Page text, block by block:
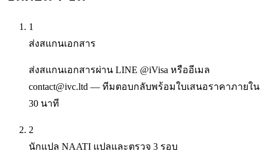
1
ส่งสแกนเอกสาร
ส่งสแกนเอกสารผ่าน LINE @iVisa หรืออีเมล
contact@ivc.ltd — ทีมตอบกลับพร้อมใบเสนอราคาภายใน
30 นาที
2
นักแปล NAATI แปลและตรวจ 3 รอบ